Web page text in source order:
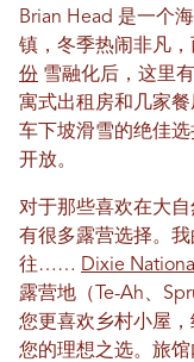
Brian Head 是一个
镇，冬季热闹非凡
份 雪融化后，这里
寓式出租房和几家餐
车下坡滑雪的绝佳选
开放。
对于那些喜欢在大
有很多露营选择。
往…… Dixie
露营地（Te-Ah、
您更喜欢乡村小屋
您的理想之选。旅